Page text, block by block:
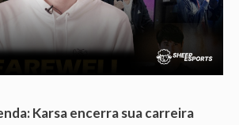
Karsa encerra sua carreira